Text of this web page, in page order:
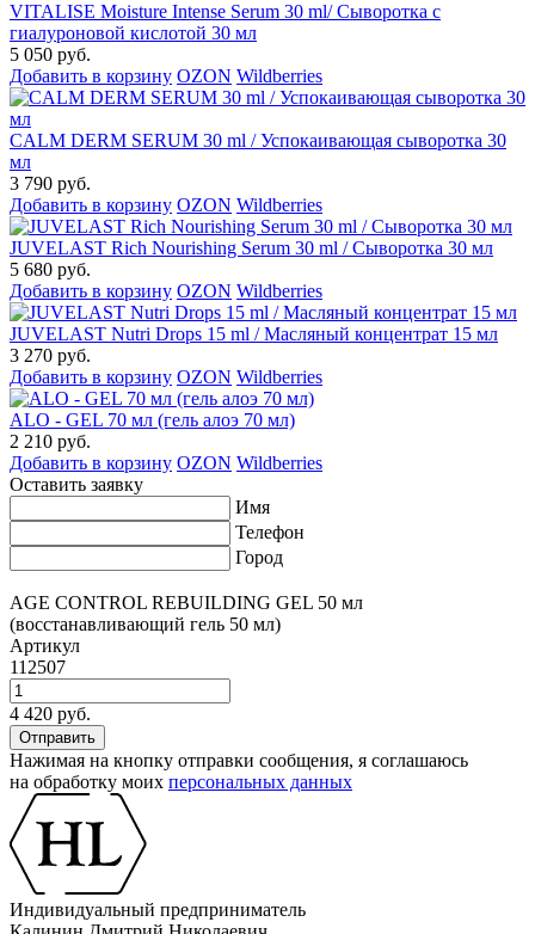
VITALISE Moisture Intense Serum 30 ml/ Сыворотка с
гиалуроновой кислотой 30 мл
5 050 руб.
Добавить в корзину OZON Wildberries
CALM DERM SERUM 30 ml / Успокаивающая сыворотка 30
мл
3 790 руб.
Добавить в корзину OZON Wildberries
JUVELAST Rich Nourishing Serum 30 ml / Сыворотка 30 мл
5 680 руб.
Добавить в корзину OZON Wildberries
JUVELAST Nutri Drops 15 ml / Масляный концентрат 15 мл
3 270 руб.
Добавить в корзину OZON Wildberries
ALO - GEL 70 мл (гель алоэ 70 мл)
2 210 руб.
Добавить в корзину OZON Wildberries
Оставить заявку
Имя
Телефон
Город
AGE CONTROL REBUILDING GEL 50 мл
(восстанавливающий гель 50 мл)
Артикул
112507
4 420 руб.
Нажимая на кнопку отправки сообщения, я соглашаюсь
на обработку моих персональных данных
Индивидуальный предприниматель